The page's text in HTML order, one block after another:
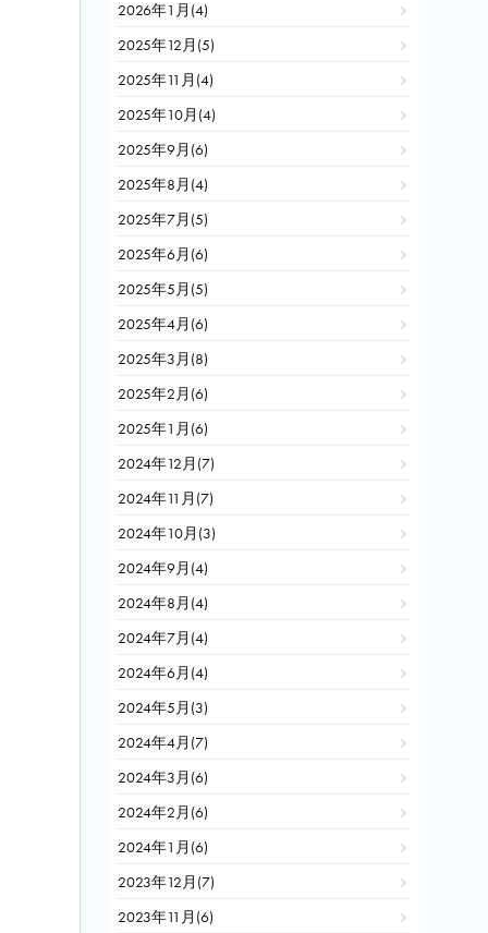
2026年1月(4)
2025年12月(5)
2025年11月(4)
2025年10月(4)
2025年9月(6)
2025年8月(4)
2025年7月(5)
2025年6月(6)
2025年5月(5)
2025年4月(6)
2025年3月(8)
2025年2月(6)
2025年1月(6)
2024年12月(7)
2024年11月(7)
2024年10月(3)
2024年9月(4)
2024年8月(4)
2024年7月(4)
2024年6月(4)
2024年5月(3)
2024年4月(7)
2024年3月(6)
2024年2月(6)
2024年1月(6)
2023年12月(7)
2023年11月(6)